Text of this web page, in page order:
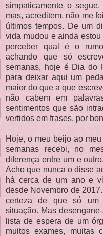
simpaticamente o
mas, acreditem, não me
últimos tempos. De um
vida mudou e ainda
perceber qual é o
achando que só
semanas, hoje é Dia do
para deixar aqui um
maior do que a que
não cabem em
sentimentos que são
vertidos em frases, por
Hoje, o meu beijo ao
semanas recebi, no
diferença entre um e
Acho que nunca o disse
há cerca de um ano e
desde Novembro de
certeza de que só um
situação. Mas
lista de espera de um
muitos exames, muitas